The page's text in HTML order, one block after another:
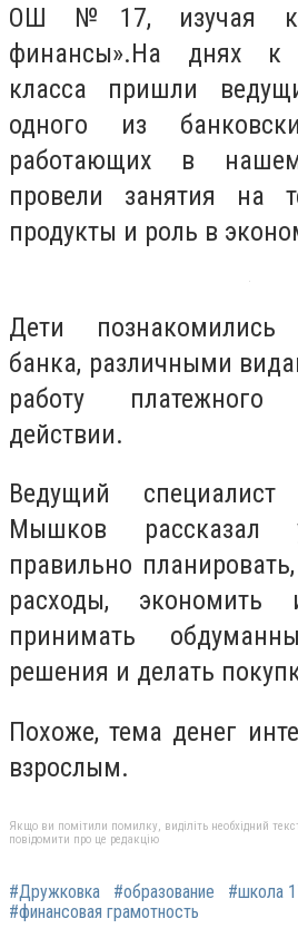
ОШ №17, изучая
финансы».На днях к
класса пришли
одного из
работающих в
провели занятия на
продукты и роль в
Дети
банка, различными
работу
действии.
Ведущий
Мышков рассказал
правильно
расходы, экономить
принимать
решения и делать
Похоже, тема денег
взрослым.
Якщо ви помітили помилку, виділіть необхідний
повідомити про це редакцію
#Дружковка #образование #школа
#финансовая грамотность